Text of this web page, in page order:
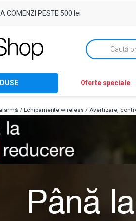
COMENZI PESTE 500 lei
Products
search
Oferte speciale
/ Echipamente wireless / Avertizare,